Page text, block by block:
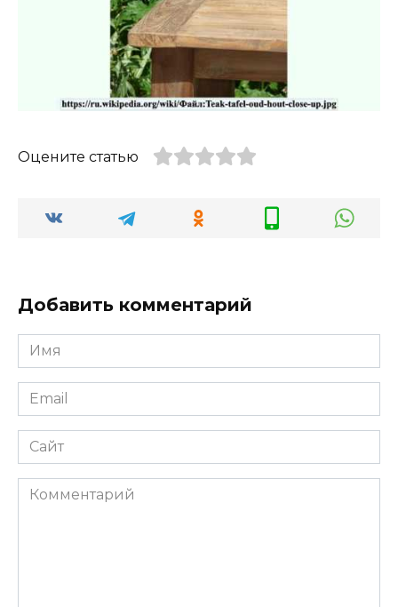
Оцените статью
Добавить комментарий
Имя
Email
Сайт
Комментарий